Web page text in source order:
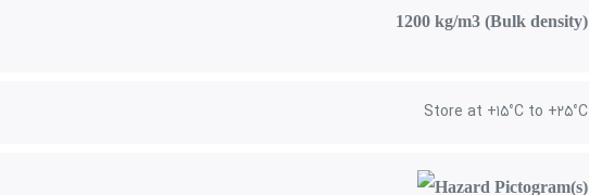
1200 kg/m3 (Bulk density)
Store at +15°C to +25°C